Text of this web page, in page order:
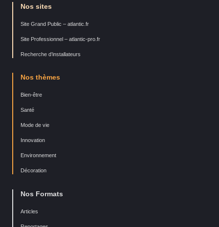
Nos sites
Site Grand Public – atlantic.fr
Site Professionnel – atlantic-pro.fr
Recherche d’installateurs
Nos thèmes
Bien-être
Santé
Mode de vie
Innovation
Environnement
Décoration
Nos Formats
Articles